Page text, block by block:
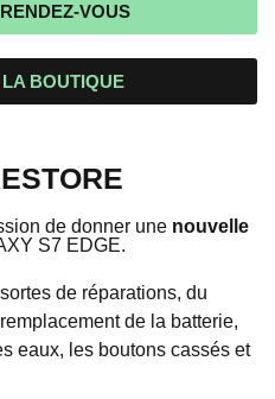
VOUS
BOUTIQUE
de donner une nouvelle
S7 EDGE.
de réparations, du
de la batterie,
eaux, les boutons cassés et